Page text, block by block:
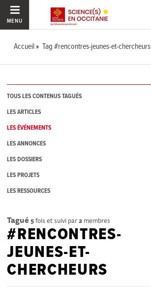
MENU
Accueil Tag #rencontres-jeunes-et-chercheurs
TOUS LES CONTENUS TAGUÉS
LES ARTICLES
LES ÉVÉNEMENTS
LES ANNONCES
LES DOSSIERS
LES PROJETS
LES RESSOURCES
Tagué 5fois et suivi par2 membres
#RENCONTRES-
JEUNES-ET-
CHERCHEURS